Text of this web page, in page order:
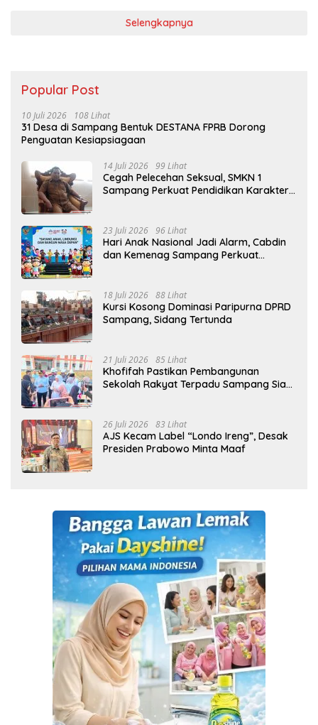
Selengkapnya
Popular Post
10 Juli 2026 108 Lihat
31 Desa di Sampang Bentuk DESTANA FPRB Dorong
Penguatan Kesiapsiagaan
14 Juli 2026 99 Lihat
Cegah Pelecehan Seksual, SMKN 1
Sampang Perkuat Pendidikan Karakter
23 Juli 2026 96 Lihat
Hari Anak Nasional Jadi Alarm, Cabdin
dan Kemenag Sampang Perkuat
18 Juli 2026 88 Lihat
Kursi Kosong Dominasi Paripurna DPRD
Sampang, Sidang Tertunda
21 Juli 2026 85 Lihat
Khofifah Pastikan Pembangunan
Sekolah Rakyat Terpadu Sampang Siap
26 Juli 2026 83 Lihat
AJS Kecam Label “Londo Ireng”, Desak
Presiden Prabowo Minta Maaf